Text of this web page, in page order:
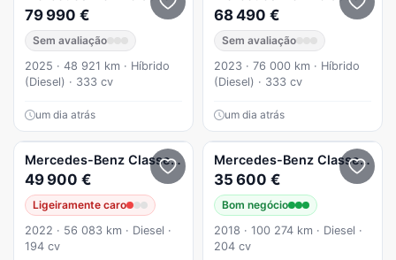
79 990 €
Sem avaliação
2025 · 48 921 km · Híbrido
(Diesel) · 333 cv
um dia atrás
68 490 €
Sem avaliação
2023 · 76 000 km · Híbrido
(Diesel) · 333 cv
um dia atrás
Mercedes-Benz Classe GLC
49 900 €
Ligeiramente caro
2022 · 56 083 km · Diesel ·
194 cv
Mercedes-Benz Classe GLC
35 600 €
Bom negócio
2018 · 100 274 km · Diesel ·
204 cv